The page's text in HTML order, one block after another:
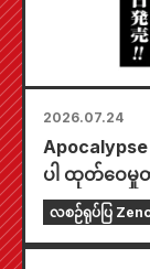
2026.07.24
ပါ ထုတ်ဝေမှု
"၂၀၂၆ ခုနှ
Zenon" ကို ဇူ
မည်။
လစဉ်ရုပ်ပြ